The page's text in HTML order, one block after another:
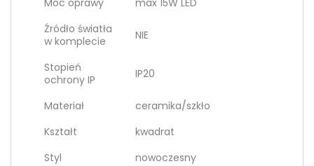
Moc oprawy
max 15W LED
Źródło światła
w komplecie
NIE
Stopień
ochrony IP
IP20
Materiał
ceramika/szkło
Kształt
kwadrat
Styl
nowoczesny